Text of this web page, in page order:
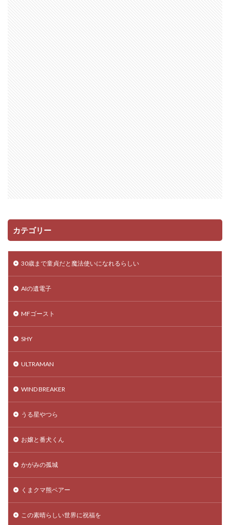
カテゴリー
30歳まで童貞だと魔法使いになれるらしい
AIの遺電子
MFゴースト
SHY
ULTRAMAN
WIND BREAKER
うる星やつら
お嬢と番犬くん
かがみの孤城
くまクマ熊ベアー
この素晴らしい世界に祝福を